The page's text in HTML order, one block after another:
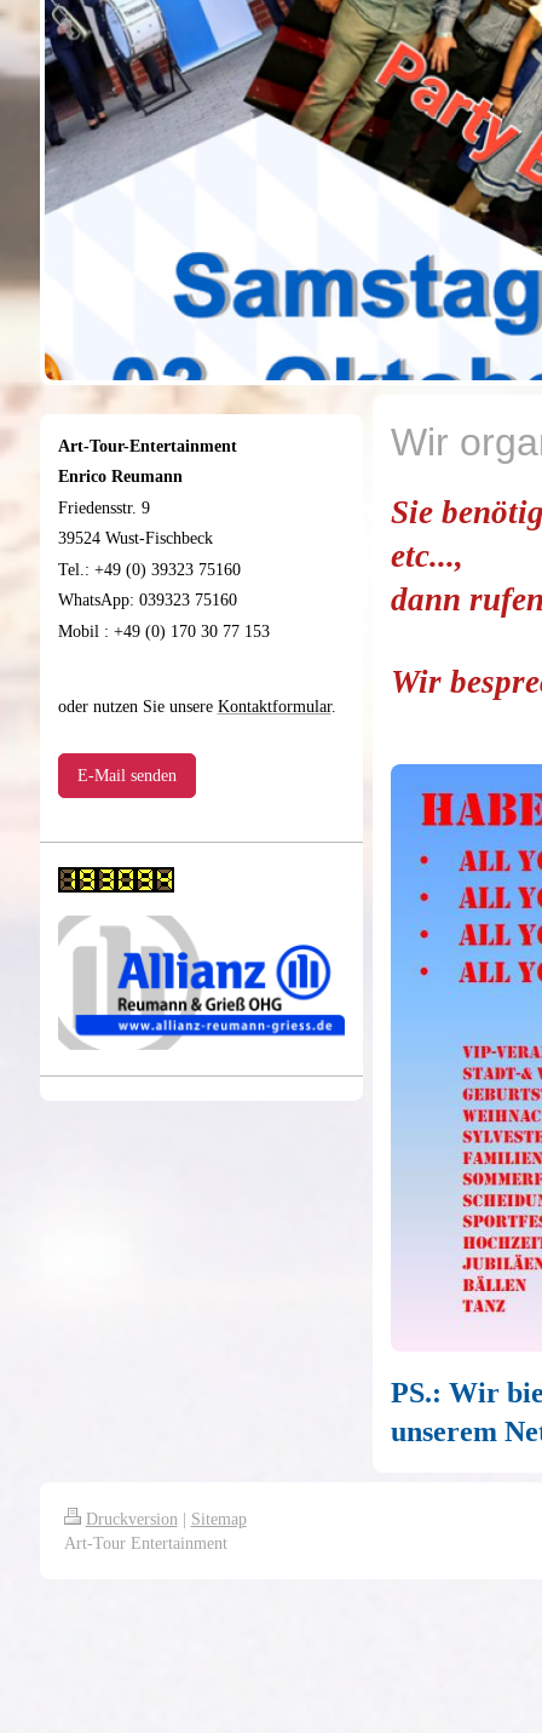
Wir
Sie
etc...,
dann
Wir
PS.: Wir
unserem
Art-Tour-Entertainment
Enrico Reumann
Friedensstr. 9
39524 Wust-Fischbeck
Tel.: +49 (0) 39323 75160
WhatsApp: 039323 75160
Mobil : +49 (0) 170 30 77 153
oder nutzen Sie unsere Kontaktformular.
E-Mail senden
Druckversion | Sitemap
Art-Tour Entertainment